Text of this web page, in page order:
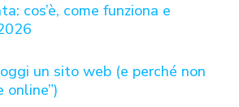
cos’è, come funziona e
un sito web (e perché non
online”)